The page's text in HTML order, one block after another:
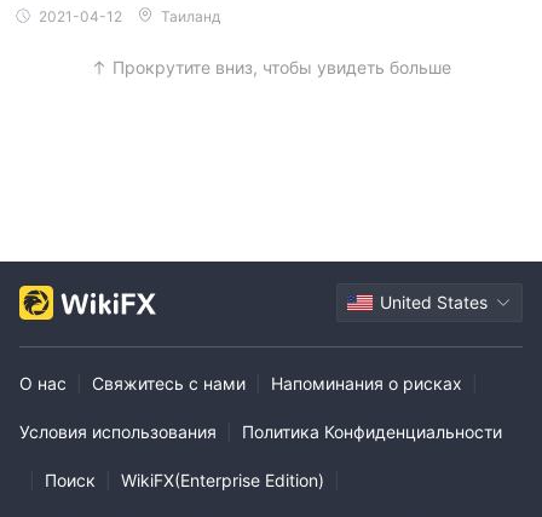
2021-04-12 Таиланд
Прокрутите вниз, чтобы увидеть больше
United States
О нас Свяжитесь с нами Напоминания о рисках
Условия использования Политика Конфиденциальности
Поиск WikiFX(Enterprise Edition)